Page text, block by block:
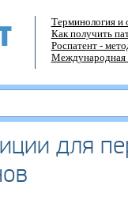
Терминология и
Как получить
Роспатент -
Международная
для